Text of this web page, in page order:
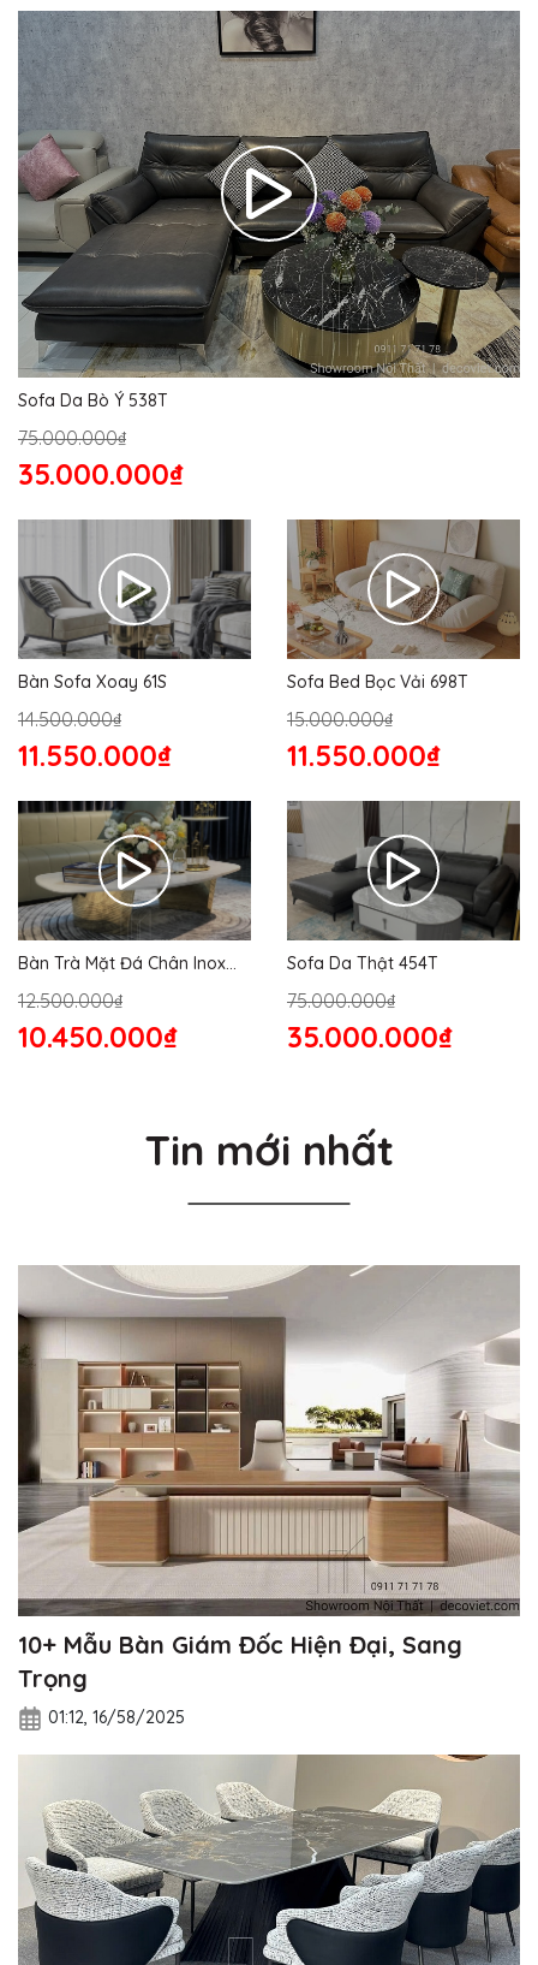
Sofa Da Bò Ý 538T
75.000.000₫
35.000.000₫
Bàn Sofa Xoay 61S
14.500.000₫
11.550.000₫
Sofa Bed Bọc Vải 698T
15.000.000₫
11.550.000₫
Bàn Trà Mặt Đá Chân Inox
12.500.000₫
10.450.000₫
Sofa Da Thật 454T
75.000.000₫
35.000.000₫
Tin mới nhất
10+ Mẫu Bàn Giám Đốc Hiện Đại, Sang
Trọng
01:12, 16/58/2025